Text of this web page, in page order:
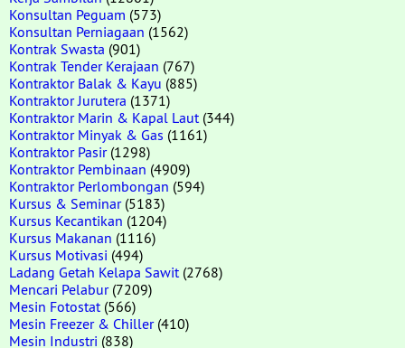
Konsultan Peguam (573)
Konsultan Perniagaan (1562)
Kontrak Swasta (901)
Kontrak Tender Kerajaan (767)
Kontraktor Balak & Kayu (885)
Kontraktor Jurutera (1371)
Kontraktor Marin & Kapal Laut (344)
Kontraktor Minyak & Gas (1161)
Kontraktor Pasir(1298)
Kontraktor Pembinaan (4909)
Kontraktor Perlombongan (594)
Kursus & Seminar(5183)
Kursus Kecantikan (1204)
Kursus Makanan (1116)
Kursus Motivasi (494)
Ladang Getah Kelapa Sawit (2768)
Mencari Pelabur(7209)
Mesin Fotostat (566)
Mesin Freezer & Chiller(410)
Mesin Industri (838)